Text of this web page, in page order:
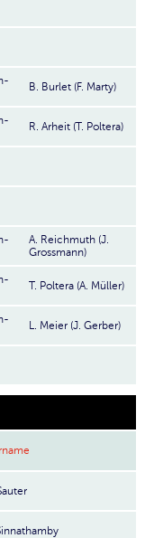
B. Burlet (F. Marty)
R. Arheit (T. Poltera)
A. Reichmuth (J.
Grossmann)
T. Poltera (A. Müller)
L. Meier (J. Gerber)